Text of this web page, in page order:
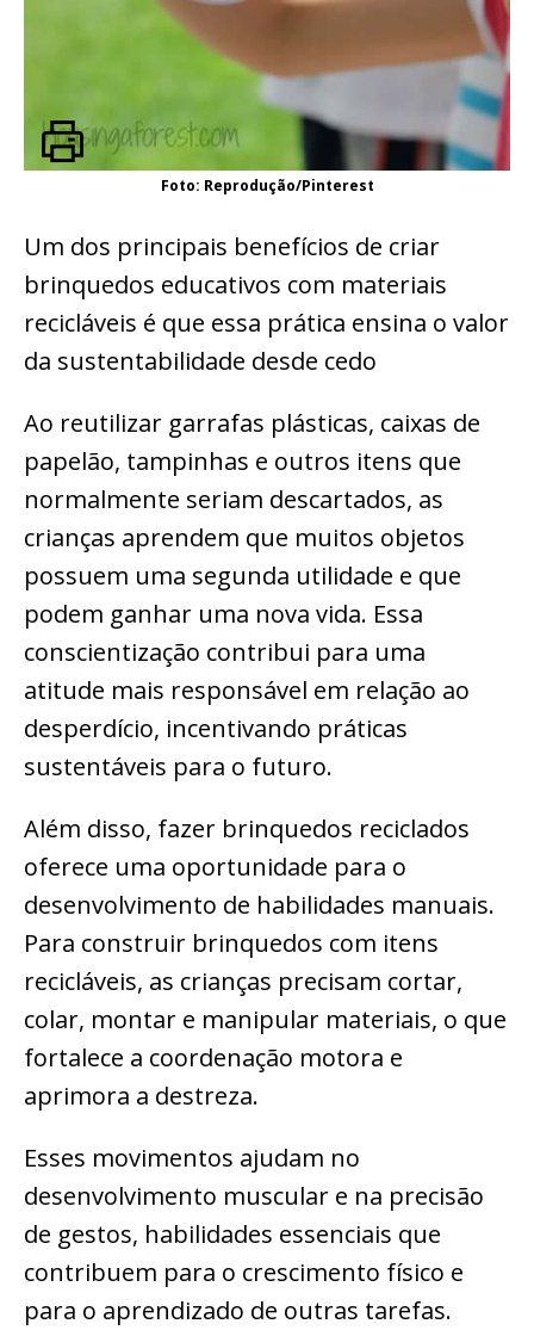
Foto: Reprodução/Pinterest
Um dos principais benefícios de criar
brinquedos educativos com materiais
recicláveis é que essa prática ensina o valor
da sustentabilidade desde cedo
Ao reutilizar garrafas plásticas, caixas de
papelão, tampinhas e outros itens que
normalmente seriam descartados, as
crianças aprendem que muitos objetos
possuem uma segunda utilidade e que
podem ganhar uma nova vida. Essa
conscientização contribui para uma
atitude mais responsável em relação ao
desperdício, incentivando práticas
sustentáveis para o futuro.
Além disso, fazer brinquedos reciclados
oferece uma oportunidade para o
desenvolvimento de habilidades manuais.
Para construir brinquedos com itens
recicláveis, as crianças precisam cortar,
colar, montar e manipular materiais, o que
fortalece a coordenação motora e
aprimora a destreza.
Esses movimentos ajudam no
desenvolvimento muscular e na precisão
de gestos, habilidades essenciais que
contribuem para o crescimento físico e
para o aprendizado de outras tarefas.